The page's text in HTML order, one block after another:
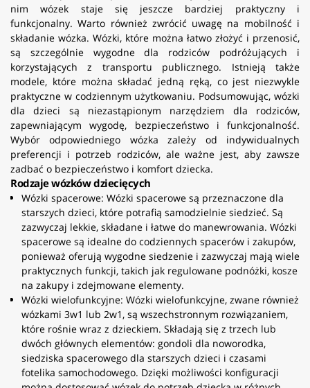
nim wózek staje się jeszcze bardziej praktyczny i
funkcjonalny. Warto również zwrócić uwagę na mobilność i
składanie wózka. Wózki, które można łatwo złożyć i przenosić,
są szczególnie wygodne dla rodziców podróżujących i
korzystających z transportu publicznego. Istnieją także
modele, które można składać jedną ręką, co jest niezwykle
praktyczne w codziennym użytkowaniu. Podsumowując, wózki
dla dzieci są niezastąpionym narzędziem dla rodziców,
zapewniającym wygodę, bezpieczeństwo i funkcjonalność.
Wybór odpowiedniego wózka zależy od indywidualnych
preferencji i potrzeb rodziców, ale ważne jest, aby zawsze
zadbać o bezpieczeństwo i komfort dziecka.
Rodzaje wózków dziecięcych
Wózki spacerowe: Wózki spacerowe są przeznaczone dla
starszych dzieci, które potrafią samodzielnie siedzieć. Są
zazwyczaj lekkie, składane i łatwe do manewrowania. Wózki
spacerowe są idealne do codziennych spacerów i zakupów,
ponieważ oferują wygodne siedzenie i zazwyczaj mają wiele
praktycznych funkcji, takich jak regulowane podnóżki, kosze
na zakupy i zdejmowane elementy.
Wózki wielofunkcyjne: Wózki wielofunkcyjne, zwane również
wózkami 3w1 lub 2w1, są wszechstronnym rozwiązaniem,
które rośnie wraz z dzieckiem. Składają się z trzech lub
dwóch głównych elementów: gondoli dla noworodka,
siedziska spacerowego dla starszych dzieci i czasami
fotelika samochodowego. Dzięki możliwości konfiguracji